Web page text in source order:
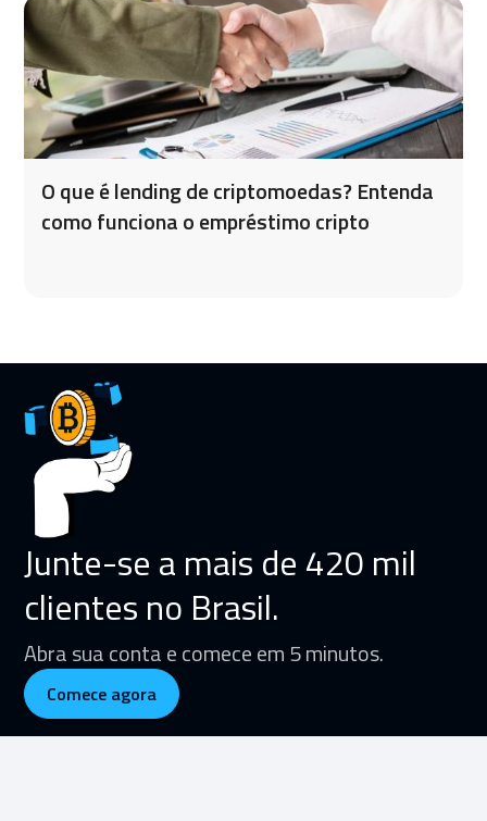
O que é lending de criptomoedas? Entenda
como funciona o empréstimo cripto
Junte-se a mais de 420 mil
clientes no Brasil.
Abra sua conta e comece em 5 minutos.
Comece agora